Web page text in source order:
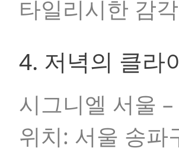
타일리시한 감
4. 저녁의 클라
시그니엘 서울
위치: 서울 송파